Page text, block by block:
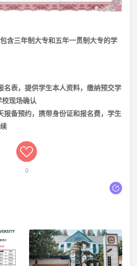
含三年制大专和五年一贯制大专的学
名表，提供学生本人资料，缴纳预交学
现场确认
报备预约，携带身份证和报名费，学生
0